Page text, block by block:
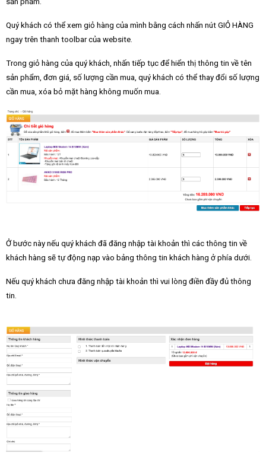
Quý khách có thể xem giỏ hàng của mình bằng cách nhấn nút GIỎ HÀNG
ngay trên thanh toolbar của website.
Trong giỏ hàng của quý khách, nhấn tiếp tục để hiển thị thông tin về tên
sản phẩm, đơn giá, số lượng cần mua, quý khách có thể thay đổi số lượng
cần mua, xóa bỏ mặt hàng không muốn mua.
Ở bước này nếu quý khách đã đăng nhập tài khoản thì các thông tin về
khách hàng sẽ tự động nạp vào bảng thông tin khách hàng ở phía dưới.
Nếu quý khách chưa đăng nhập tài khoản thì vui lòng điền đầy đủ thông
tin.